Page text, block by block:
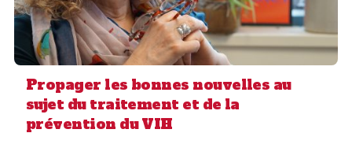
Propager les bonnes nouvelles au
sujet du traitement et de la
prévention du VIH